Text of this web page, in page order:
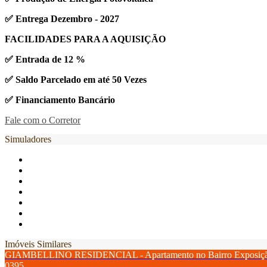
✅ Entrega Dezembro - 2027
FACILIDADES PARA A AQUISIÇÃO
✅ Entrada de 12 %
✅ Saldo Parcelado em até 50 Vezes
✅ Financiamento Bancário
Fale com o Corretor
Simuladores
Imóveis Similares
GIAMBELLINO RESIDENCIAL - Apartamento no Bairro